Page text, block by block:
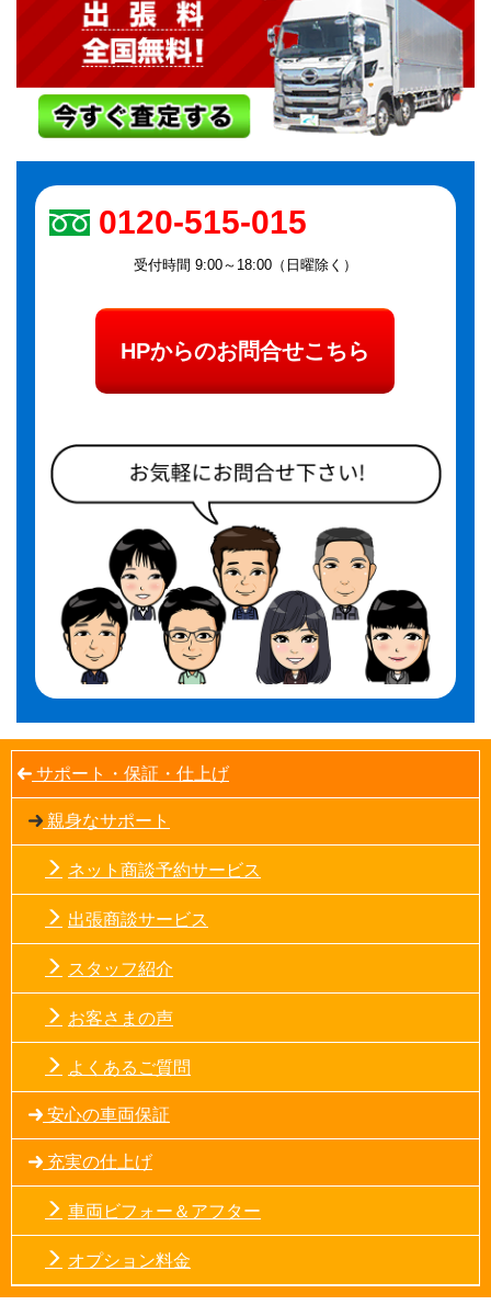
0120-515-015
受付時間 9:00～18:00（日曜除く）
HPからのお問合せこちら
サポート・保証・仕上げ
親身なサポート
ネット商談予約サービス
出張商談サービス
スタッフ紹介
お客さまの声
よくあるご質問
安心の車両保証
充実の仕上げ
車両ビフォー＆アフター
オプション料金